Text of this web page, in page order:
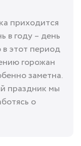
приходится
в году – день
этот период
горожан
заметна.
праздник мы
о